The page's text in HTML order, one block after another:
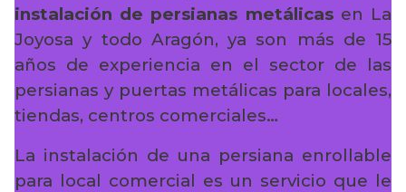
instalación de persianas metálicasen La
Joyosa y todo Aragón, ya son más de 15
años de experiencia en el sector de las
persianas y puertas metálicas para locales,
tiendas, centros comerciales…
La instalación de una persiana enrollable
para local comercial es un servicio que le